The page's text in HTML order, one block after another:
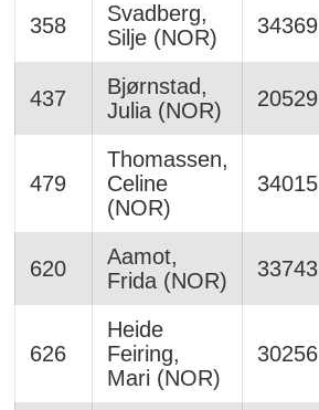
358
Svadberg,
Silje (NOR)
34369
437
Bjørnstad,
Julia (NOR)
20529
479
Thomassen,
Celine
(NOR)
34015
620
Aamot,
Frida (NOR)
33743
626
Heide
Feiring,
Mari (NOR)
30256